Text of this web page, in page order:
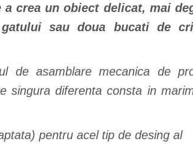
crea un obiect delicat, mai
sau doua bucati de
de asamblare mecanica de
singura diferenta consta in
pentru acel tip de desing al